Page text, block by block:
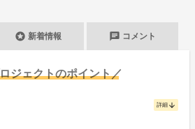
stars 新着情報 chat コメント
ジェクトのポイント／
詳細 arrow_downward